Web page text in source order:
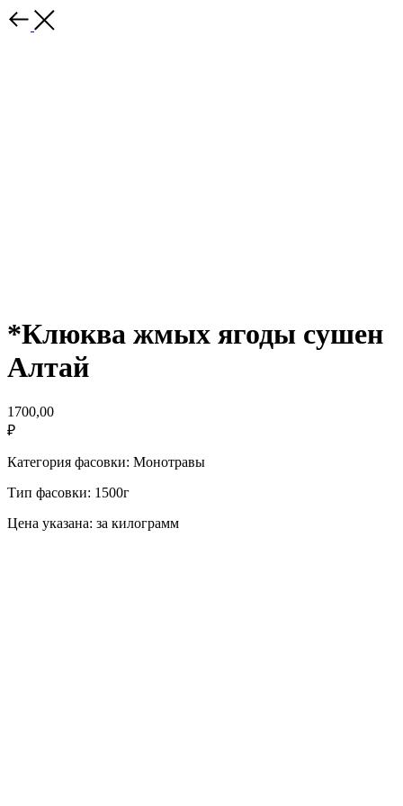
*Клюква жмых ягоды сушен
Алтай
1700,00
₽
Категория фасовки: Монотравы
Тип фасовки: 1500г
Цена указана: за килограмм